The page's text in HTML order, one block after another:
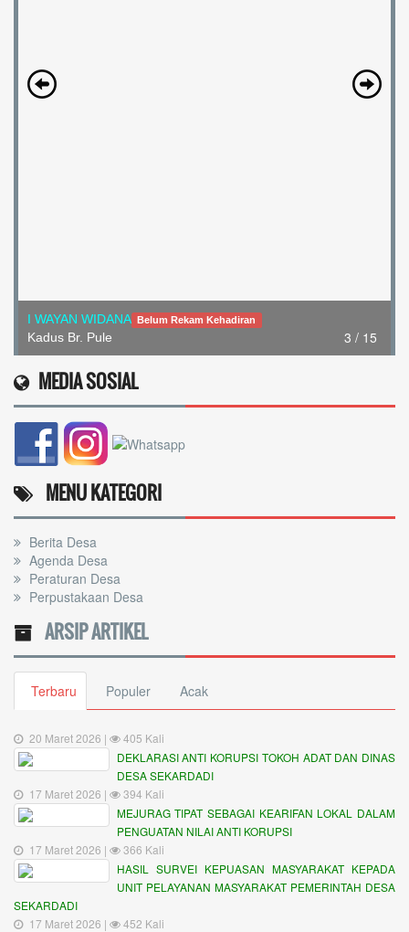
3 / 15
I WAYAN WIDANA Belum Rekam Kehadiran
Kadus Br. Pule
MEDIA SOSIAL
MENU KATEGORI
Berita Desa
Agenda Desa
Peraturan Desa
Perpustakaan Desa
ARSIP ARTIKEL
Terbaru Populer Acak
20 Maret 2026 |
405 Kali
DEKLARASI ANTI KORUPSI TOKOH ADAT DAN DINAS
DESA SEKARDADI
17 Maret 2026 |
394 Kali
MEJURAG TIPAT SEBAGAI KEARIFAN LOKAL DALAM
PENGUATAN NILAI ANTI KORUPSI
17 Maret 2026 |
366 Kali
HASIL SURVEI KEPUASAN MASYARAKAT KEPADA
UNIT PELAYANAN MASYARAKAT PEMERINTAH DESA
SEKARDADI
17 Maret 2026 |
452 Kali